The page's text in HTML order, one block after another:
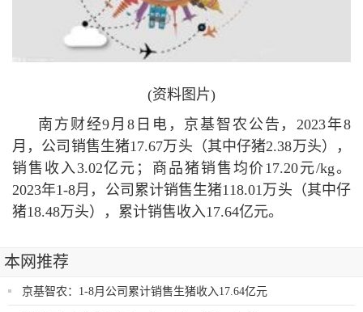
(资料图片)
南方财经9月8日电，京基智农公告，2023年8
月，公司销售生猪17.67万头（其中仔猪2.38万头），
销售收入3.02亿元；商品猪销售均价17.20元/kg。
2023年1-8月，公司累计销售生猪118.01万头（其中仔
猪18.48万头），累计销售收入17.64亿元。
本网推荐
京基智农：1-8月公司累计销售生猪收入17.64亿元